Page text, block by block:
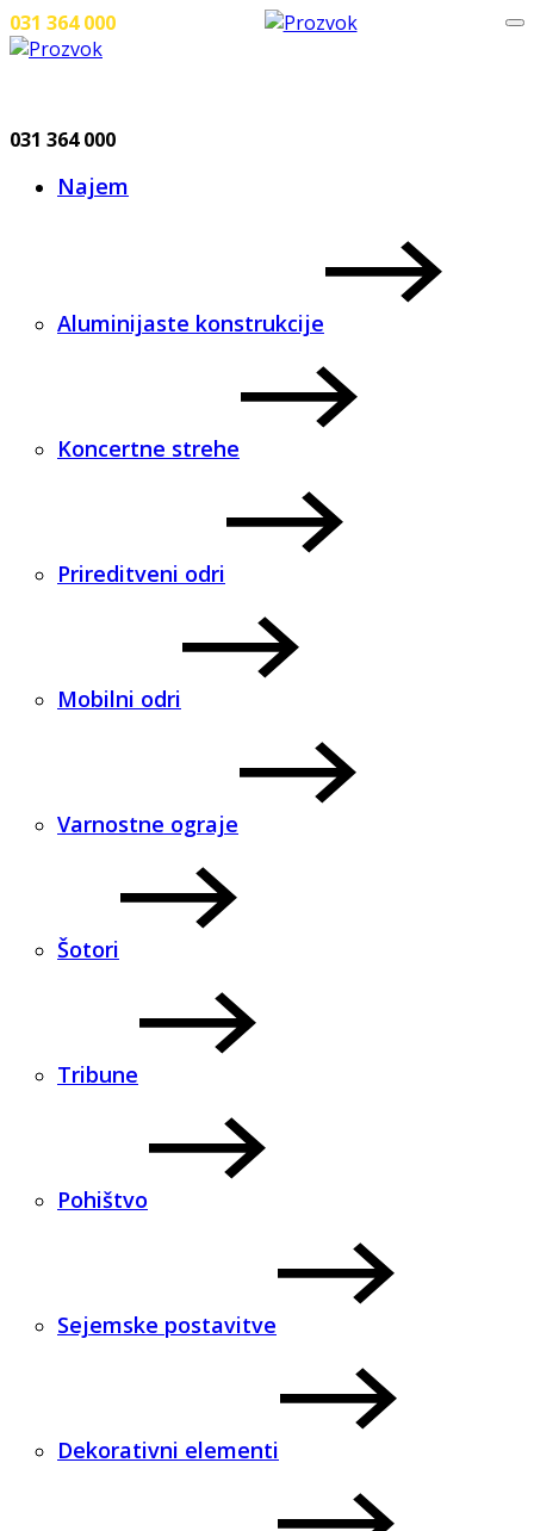
031 364 000
031 364 000
Najem
Aluminijaste konstrukcije
Koncertne strehe
Prireditveni odri
Mobilni odri
Varnostne ograje
Šotori
Tribune
Pohištvo
Sejemske postavitve
Dekorativni elementi